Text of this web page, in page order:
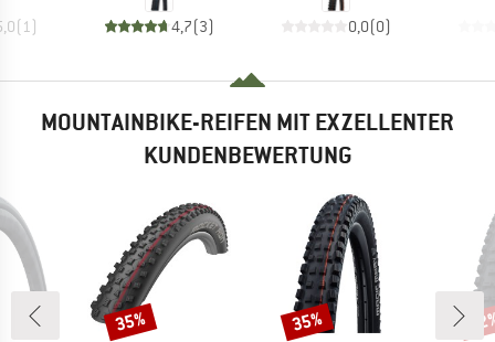
(1 ) 4,7(3) 0,0(0)
MOUNTAINBIKE-REIFEN MIT EXZELLENTER
KUNDENBEWERTUNG
Rabatt
35% Rabatt
35%